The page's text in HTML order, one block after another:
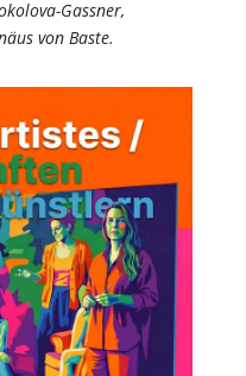
Gassner,
von Baste.